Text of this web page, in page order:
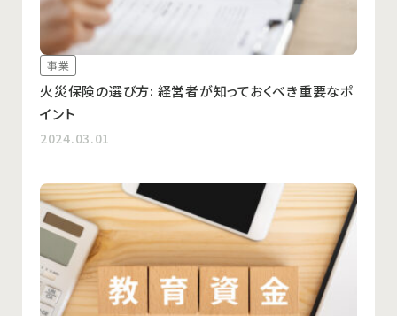
事業
火災保険の選び方: 経営者が知っておくべき重要なポ
イント
2024.03.01